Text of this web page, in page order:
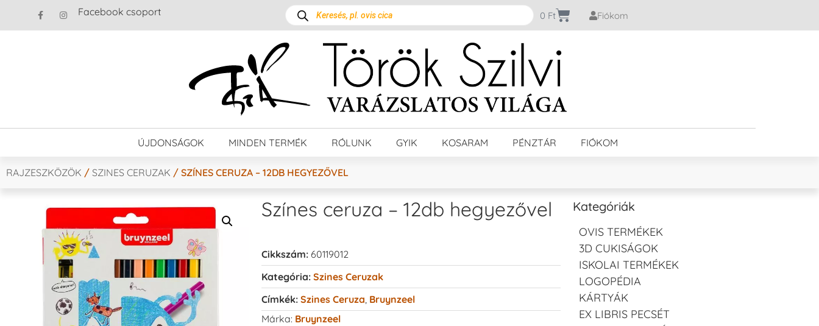
Facebook csoport 0 Ft Fiókom
ÚJDONSÁGOK MINDEN TERMÉK RÓLUNK GYIK KOSARAM PÉNZTÁR FIÓKOM
RAJZESZKÖZÖK / SZINES CERUZAK / SZÍNES CERUZA – 12DB HEGYEZŐVEL
Színes ceruza – 12db hegyezővel
Cikkszám: 60119012
Kategória: Szines Ceruzak
Címkék: Szines Ceruza Bruynzeel
Márka: Bruynzeel
Kategóriák
OVIS TERMÉKEK
3D CUKISÁGOK
ISKOLAI TERMÉKEK
LOGOPÉDIA
KÁRTYÁK
EX LIBRIS PECSÉT